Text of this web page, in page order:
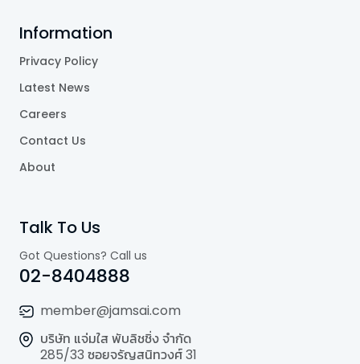
Information
Privacy Policy
Latest News
Careers
Contact Us
About
Talk To Us
Got Questions? Call us
02-8404888
member@jamsai.com
บริษัท แจ่มใส พับลิชชิ่ง จำกัด
285/33 ซอยจรัญสนิทวงศ์ 31